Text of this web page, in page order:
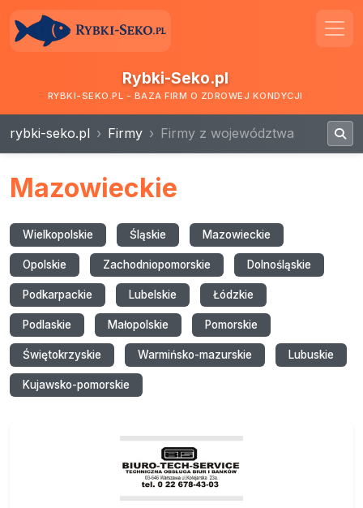
Rybki-Seko.pl
RYBKI-SEKO.PL - BAZA FIRM O ZDROWEJ KONDYCJI
rybki-seko.pl Firmy Firmy z województwa
Mazowieckie
Wielkopolskie Śląskie Mazowieckie
Opolskie Zachodniopomorskie Dolnośląskie
Podkarpackie Lubelskie Łódzkie
Podlaskie Małopolskie Pomorskie
Świętokrzyskie Warmińsko-mazurskie Lubuskie
Kujawsko-pomorskie